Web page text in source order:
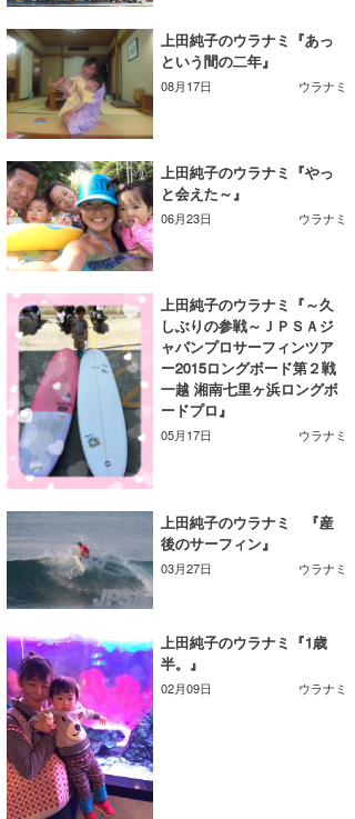
上田純子のウラナミ『あっ
という間の二年』
08月17日 ウラナミ
上田純子のウラナミ『やっ
と会えた～』
06月23日 ウラナミ
上田純子のウラナミ『～久
しぶりの参戦～ＪＰＳＡジ
ャパンプロサーフィンツア
ー2015ロングボード第２戦
一越 湘南七里ヶ浜ロングボ
ードプロ』
05月17日 ウラナミ
上田純子のウラナミ 『産
後のサーフィン』
03月27日 ウラナミ
上田純子のウラナミ『1歳
半。』
02月09日 ウラナミ
mitz
OYZ
S.K
Soulman
VAGY
waka☆=
YUKI☆
たっちー
ハンマー
まっきー
三輪予報士
小川予報士
上田純子
唐澤予報士
SancheZ
ゴン
米山予報士